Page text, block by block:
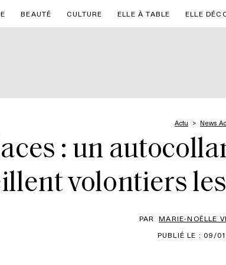
BEAUTÉ CULTURE ELLE À TABLE ELLE
Actu News
: un
volontiers
PAR MARIE-NOËLLE
PUBLIÉ LE : 09/